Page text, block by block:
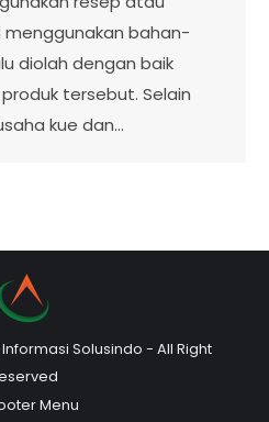
bahan-
diolah dengan baik
tersebut. Selain
kue dan…
Solusindo - All Right
Menu